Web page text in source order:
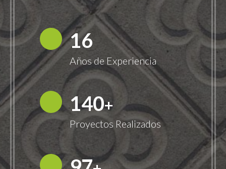
18
Años de Experiencia
149+
Proyectos Realizados